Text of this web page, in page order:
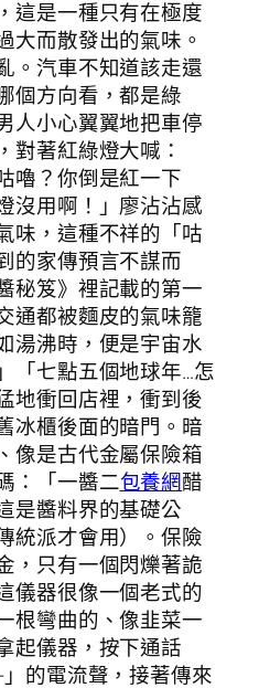
這是一種只有在極度
大而散發出的氣味。
。汽車不知道該走還
個方向看，都是綠
人小心翼翼地把車停
對著紅綠燈大喊：
嚕？你倒是紅一下
沒用啊！」廖沾沾感
味，這種不祥的「咕
的家傳預言不謀而
秘笈》裡記載的第一
通都被麵皮的氣味籠
湯沸時，便是宇宙水
「七點五個地球年…怎
地衝回店裡，衝到後
冰櫃後面的暗門。暗
像是古代金屬保險箱
：「一醬二包養網醋
是醬料界的基礎公
統派才會用）。保險
，只有一個閃爍著詭
儀器很像一個老式的
根彎曲的、像韭菜一
起儀器，按下通話
的電流聲，接著傳來